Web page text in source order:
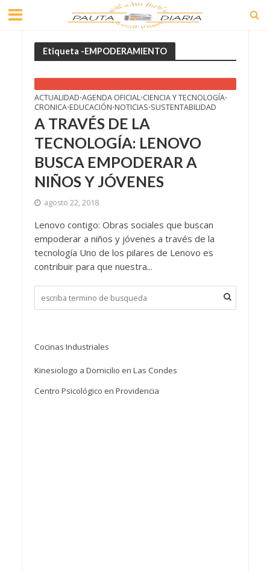
Etiqueta -EMPODERAMIENTO
ACTUALIDAD•AGENDA OFICIAL•CIENCIA Y TECNOLOGÍA•
CRONICA•EDUCACIÓN•NOTICIAS•SUSTENTABILIDAD
A TRAVÉS DE LA
TECNOLOGÍA: LENOVO
BUSCA EMPODERAR A
NIÑOS Y JÓVENES
agosto 22, 2018
Lenovo contigo: Obras sociales que buscan
empoderar a niños y jóvenes a través de la
tecnología Uno de los pilares de Lenovo es
contribuir para que nuestra...
Cocinas Industriales
Kinesiologo a Domicilio en Las Condes
Centro Psicológico en Providencia